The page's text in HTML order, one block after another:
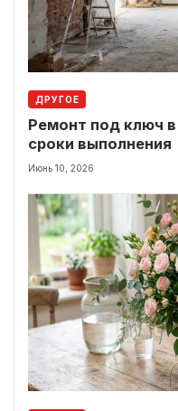
ДРУГОЕ
Ремонт под ключ
сроки выполнения
Июнь 10, 2026